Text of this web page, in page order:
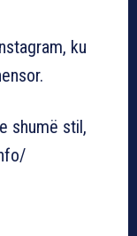
ku
shumë stil,